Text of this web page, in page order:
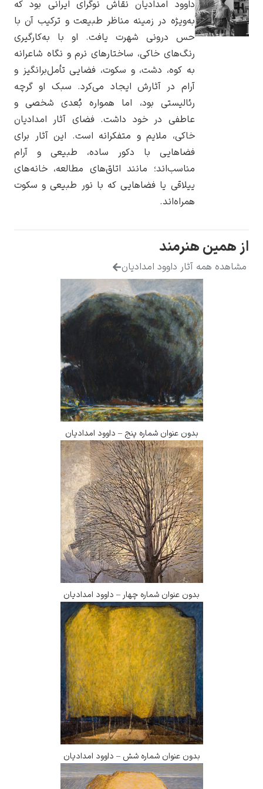
یوهانس فرمیر
پرفروش‌ترین
داوود امدادیان نقاش نوگرای ایرانی بود که
به‌ویژه در زمینه مناظر طبیعت و ترکیب آن با
حس درونی شهرت یافت. او با به‌کارگیری
رنگ‌های خاکی، ساختارهای نرم و نگاه شاعرانه
به کوه، دشت، و سکوت، فضایی تأمل‌برانگیز و
آرام در آثارش ایجاد می‌کرد. سبک او گرچه
رئالیستی بود، اما همواره بُعدی شخصی و
عاطفی در خود داشت. فضای آثار امدادیان
خاکی، ملایم و متفکرانه است. این آثار برای
فضاهایی با دکور ساده، طبیعی و آرام
مناسب‌اند؛ مانند اتاق‌های مطالعه، خانه‌های
ییلاقی یا فضاهایی که با نور طبیعی و سکوت
هنرمند
آثار داوود امدادیان
بدون عنوان شماره پنج – داوود امدادیان
بدون عنوان شماره چهار – داوود امدادیان
بدون عنوان شماره شش – داوود امدادیان